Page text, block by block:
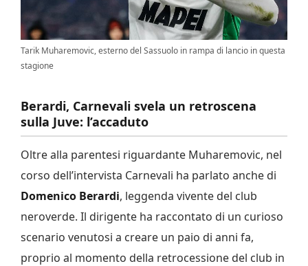
Tarik Muharemovic, esterno del Sassuolo in rampa di lancio in questa
stagione
Berardi, Carnevali svela un retroscena
sulla Juve: l’accaduto
Oltre alla parentesi riguardante Muharemovic, nel
corso dell’intervista Carnevali ha parlato anche di
Domenico Berardi, leggenda vivente del club
neroverde. Il dirigente ha raccontato di un curioso
scenario venutosi a creare un paio di anni fa,
proprio al momento della retrocessione del club in